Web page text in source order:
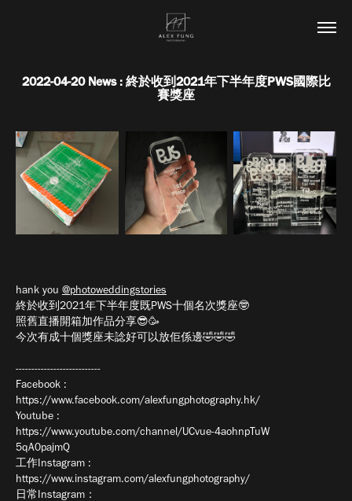
2022-04-20 News : 終於收到2021年下半年度PWS國際比
賽獎座
hank you @photoweddingstories
終於收到2021年下半年度既PWS十個名次獎座🤓
照舊直播開箱加作品分享😎🥳
今次有成十個獎座未諗好可以放佢係邊🤣🤣🤣
---------------------------
Facebook :
https://www.facebook.com/alexfungphotography.hk/
Youtube :
https://www.youtube.com/channel/UCvue-4aohnpTuW
5qA0pajmQ
工作Instagram :
https://www.instagram.com/alexfungphotography/
日常Instagram：